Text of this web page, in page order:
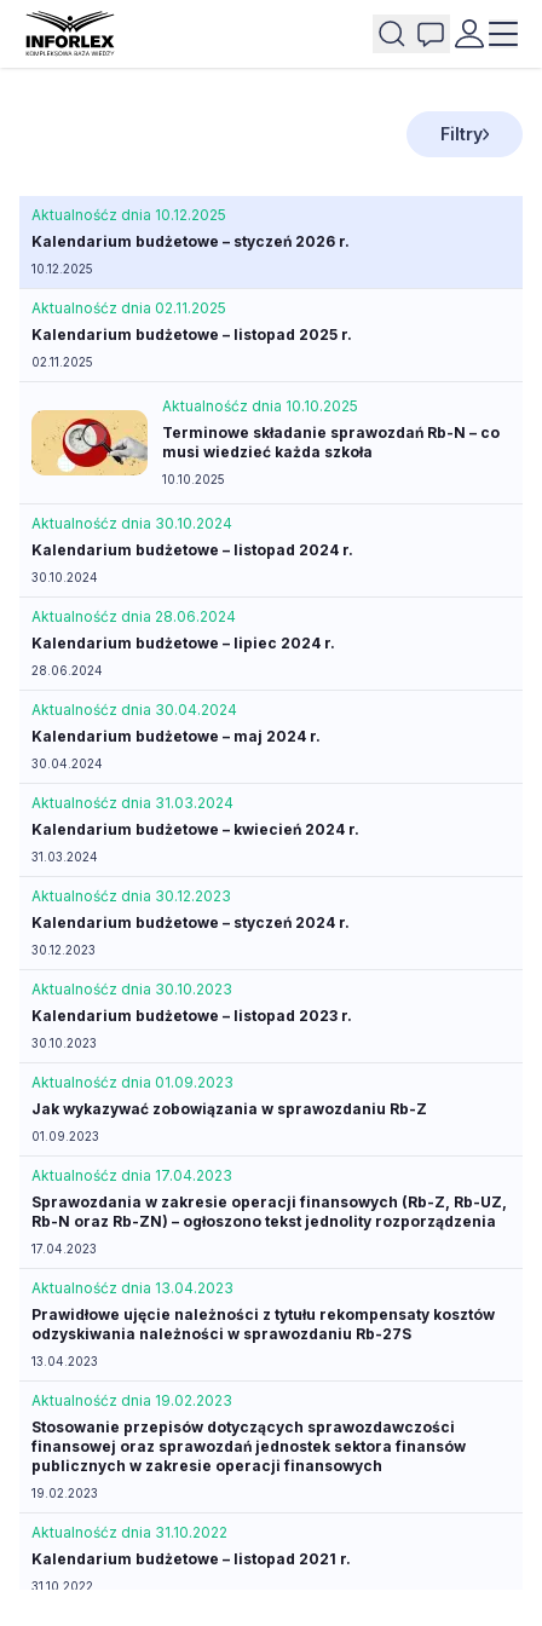
Filtry
Aktualnośćz dnia 10.12.2025
Kalendarium budżetowe – styczeń 2026 r.
10.12.2025
Aktualnośćz dnia 02.11.2025
Kalendarium budżetowe – listopad 2025 r.
02.11.2025
Aktualnośćz dnia 10.10.2025
Terminowe składanie sprawozdań Rb-N – co
musi wiedzieć każda szkoła
10.10.2025
Aktualnośćz dnia 30.10.2024
Kalendarium budżetowe – listopad 2024 r.
30.10.2024
Aktualnośćz dnia 28.06.2024
Kalendarium budżetowe – lipiec 2024 r.
28.06.2024
Aktualnośćz dnia 30.04.2024
Kalendarium budżetowe – maj 2024 r.
30.04.2024
Aktualnośćz dnia 31.03.2024
Kalendarium budżetowe – kwiecień 2024 r.
31.03.2024
Aktualnośćz dnia 30.12.2023
Kalendarium budżetowe – styczeń 2024 r.
30.12.2023
Aktualnośćz dnia 30.10.2023
Kalendarium budżetowe – listopad 2023 r.
30.10.2023
Aktualnośćz dnia 01.09.2023
Jak wykazywać zobowiązania w sprawozdaniu Rb-Z
01.09.2023
Aktualnośćz dnia 17.04.2023
Sprawozdania w zakresie operacji finansowych (Rb-Z, Rb-UZ,
Rb-N oraz Rb-ZN) – ogłoszono tekst jednolity rozporządzenia
17.04.2023
Aktualnośćz dnia 13.04.2023
Prawidłowe ujęcie należności z tytułu rekompensaty kosztów
odzyskiwania należności w sprawozdaniu Rb-27S
13.04.2023
Aktualnośćz dnia 19.02.2023
Stosowanie przepisów dotyczących sprawozdawczości
finansowej oraz sprawozdań jednostek sektora finansów
publicznych w zakresie operacji finansowych
19.02.2023
Aktualnośćz dnia 31.10.2022
Kalendarium budżetowe – listopad 2021 r.
31.10.2022